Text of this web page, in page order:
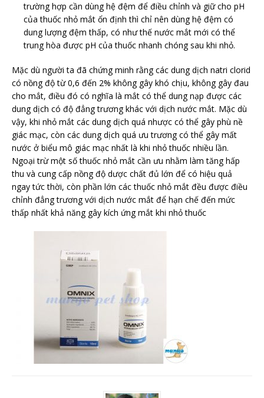
trường hợp cần dùng hệ đệm để điều chỉnh và giữ cho pH
của thuốc nhỏ mắt ổn định thì chỉ nên dùng hệ đệm có
dung lượng đệm thấp, có như thế nước mắt mới có thể
trung hòa được pH của thuốc nhanh chóng sau khi nhỏ.
Mặc dù người ta đã chứng minh rằng các dung dịch natri clorid
có nồng độ từ 0,6 đến 2% không gây khó chịu, không gây đau
cho mắt, điều đó có nghĩa là mắt có thể dung nạp được các
dung dịch có độ đẳng trương khác với dịch nước mắt. Mặc dù
vậy, khi nhỏ mắt các dung dịch quá nhược có thể gây phù nề
giác mạc, còn các dung dịch quá ưu trương có thể gây mất
nước ở biểu mô giác mạc nhất là khi nhỏ thuốc nhiều lần.
Ngoại trừ một số thuốc nhỏ mắt cần ưu nhằm làm tăng hấp
thu và cung cấp nồng độ dược chất đủ lớn để có hiệu quả
ngay tức thời, còn phần lớn các thuốc nhỏ mắt đều được điều
chỉnh đẳng trương với dịch nước mắt để hạn chế đến mức
thấp nhất khả năng gây kích ứng mắt khi nhỏ thuốc